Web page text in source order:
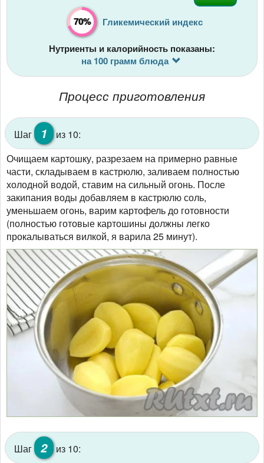
70% Гликемический индекс
Нутриенты и калорийность показаны:
на 100 грамм блюда
Процесс приготовления
Шаг 1
из 10:
Очищаем картошку, разрезаем на примерно равные
части, складываем в кастрюлю, заливаем полностью
холодной водой, ставим на сильный огонь. После
закипания воды добавляем в кастрюлю соль,
уменьшаем огонь, варим картофель до готовности
(полностью готовые картошины должны легко
прокалываться вилкой, я варила 25 минут).
Шаг 2 из 10: